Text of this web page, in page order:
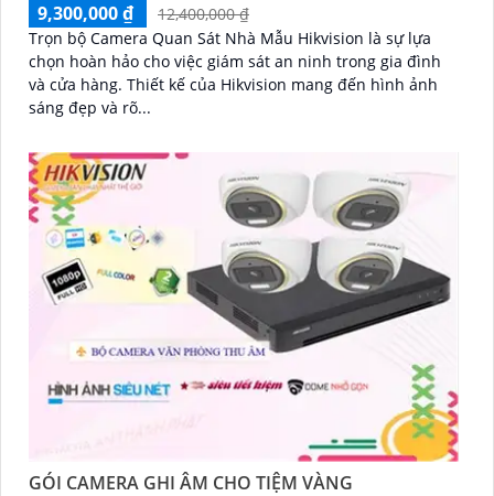
9,300,000 ₫
12,400,000 ₫
Trọn bộ Camera Quan Sát Nhà Mẫu Hikvision là sự lựa
chọn hoàn hảo cho việc giám sát an ninh trong gia đình
và cửa hàng. Thiết kế của Hikvision mang đến hình ảnh
sáng đẹp và rõ...
GÓI CAMERA GHI ÂM CHO TIỆM VÀNG